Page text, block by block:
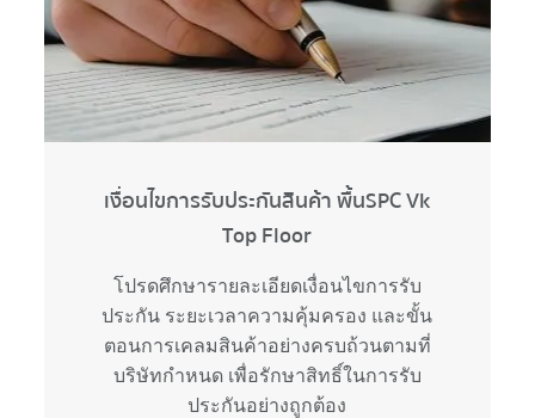
เงื่อนไขการรับประกันสินค้า พื้นSPC Vk
Top Floor
โปรดศึกษารายละเอียดเงื่อนไขการรับ
ประกัน ระยะเวลาความคุ้มครอง และขั้น
ตอนการเคลมสินค้าอย่างครบถ้วนตามที่
บริษัทกำหนด เพื่อรักษาสิทธิ์ในการรับ
ประกันอย่างถูกต้อง